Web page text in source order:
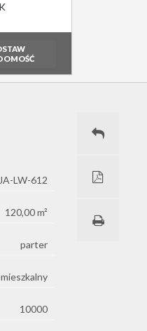
LW-612
120,00 m²
parter
10000